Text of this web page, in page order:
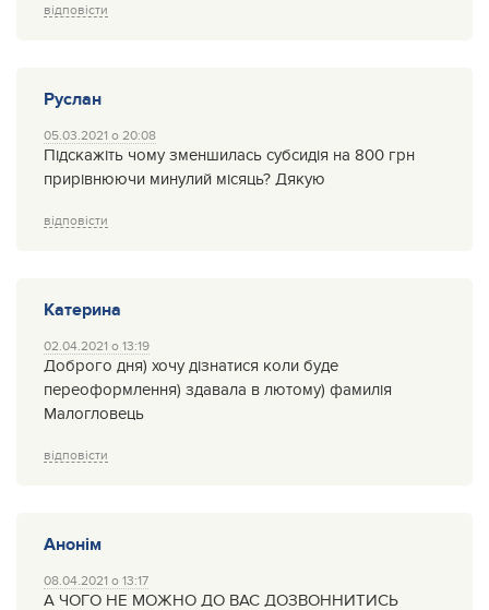
відповісти
Руслан
05.03.2021 о 20:08
Підскажіть чому зменшилась субсидія на 800 грн
прирівнюючи минулий місяць? Дякую
відповісти
Катерина
02.04.2021 о 13:19
Доброго дня) хочу дізнатися коли буде
переоформлення) здавала в лютому) фамилія
Малогловець
відповісти
Анонім
08.04.2021 о 13:17
А ЧОГО НЕ МОЖНО ДО ВАС ДОЗВОННИТИСЬ